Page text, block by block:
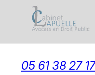
05 61 38 27 17
Panneau de gestion des